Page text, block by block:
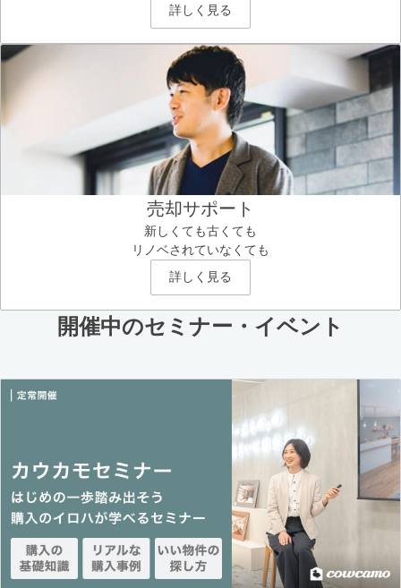
詳しく見る
売却サポート
新しくても古くても
リノベされていなくても
詳しく見る
開催中のセミナー・イベント